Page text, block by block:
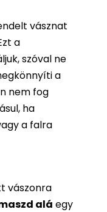
vásznat
a
szóval ne
a
nem fog
ha
a falra
vászonra
alá egy